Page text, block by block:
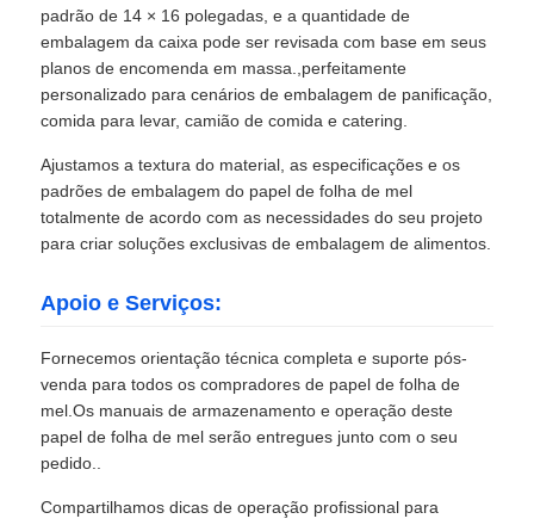
padrão de 14 × 16 polegadas, e a quantidade de
embalagem da caixa pode ser revisada com base em seus
planos de encomenda em massa.,perfeitamente
personalizado para cenários de embalagem de panificação,
comida para levar, camião de comida e catering.
Ajustamos a textura do material, as especificações e os
padrões de embalagem do papel de folha de mel
totalmente de acordo com as necessidades do seu projeto
para criar soluções exclusivas de embalagem de alimentos.
Apoio e Serviços:
Fornecemos orientação técnica completa e suporte pós-
venda para todos os compradores de papel de folha de
mel.Os manuais de armazenamento e operação deste
papel de folha de mel serão entregues junto com o seu
pedido..
Compartilhamos dicas de operação profissional para